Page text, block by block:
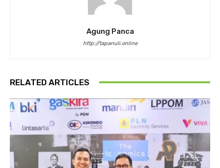
Agung Panca
http://tapanuli.online
RELATED ARTICLES